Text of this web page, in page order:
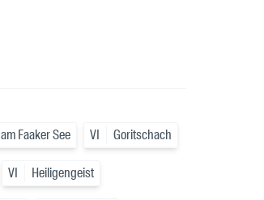
Faaker See VI Goritschach
VI Heiligengeist